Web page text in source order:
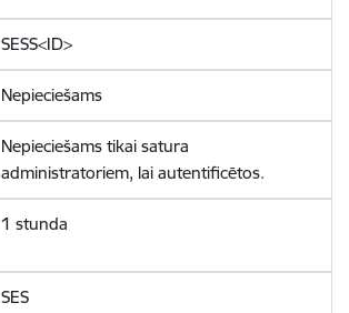
SESS<ID>
Nepieciešams
Nepieciešams tikai satura
administratoriem, lai autentificētos.
1 stunda
SES